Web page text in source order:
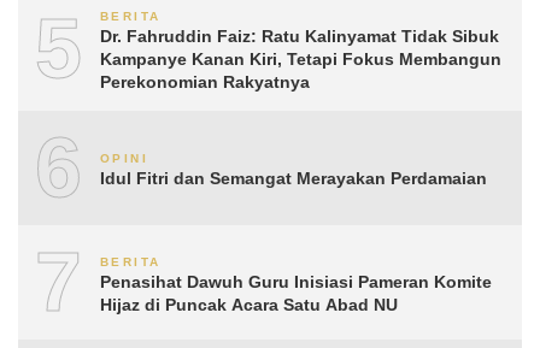
5 BERITA
Dr. Fahruddin Faiz: Ratu Kalinyamat Tidak Sibuk
Kampanye Kanan Kiri, Tetapi Fokus Membangun
Perekonomian Rakyatnya
6 OPINI
Idul Fitri dan Semangat Merayakan Perdamaian
7 BERITA
Penasihat Dawuh Guru Inisiasi Pameran Komite
Hijaz di Puncak Acara Satu Abad NU